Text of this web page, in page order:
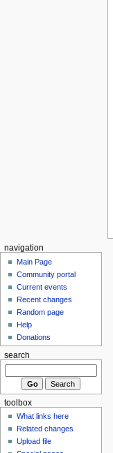
navigation
Main Page
Community portal
Current events
Recent changes
Random page
Help
Donations
search
toolbox
What links here
Related changes
Upload file